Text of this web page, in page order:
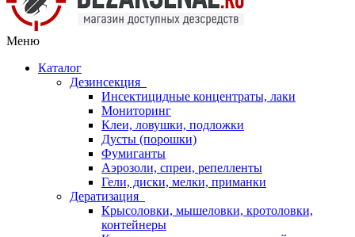
Меню
Каталог
Дезинсекция
Инсектицидные концентраты, лаки
Мониторинг
Клеи, ловушки, подложки
Дусты (порошки)
Фумиганты
Аэрозоли, спреи, репелленты
Гели, диски, мелки, приманки
Дератизация
Крысоловки, мышеловки, кротоловки,
контейнеры